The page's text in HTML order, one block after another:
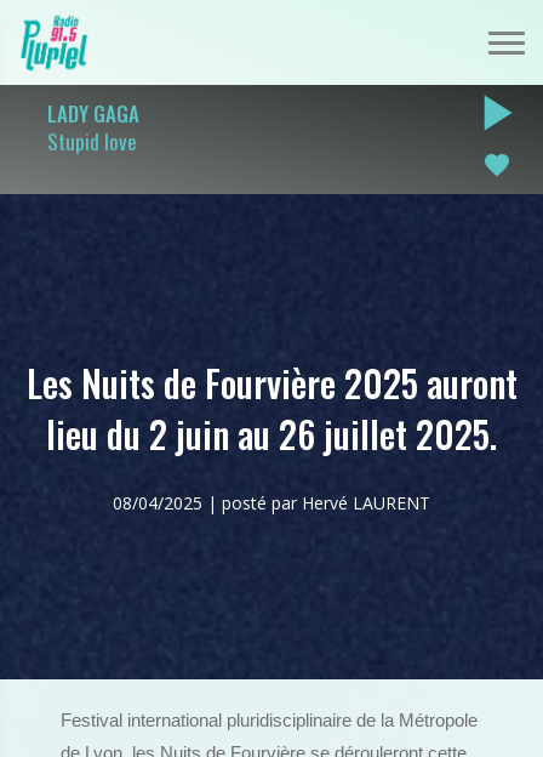
LADY GAGA
Stupid love
play_arrow
favorite
Les Nuits de Fourvière 2025 auront
lieu du 2 juin au 26 juillet 2025.
08/04/2025 | posté par Hervé LAURENT
Festival international pluridisciplinaire de la Métropole